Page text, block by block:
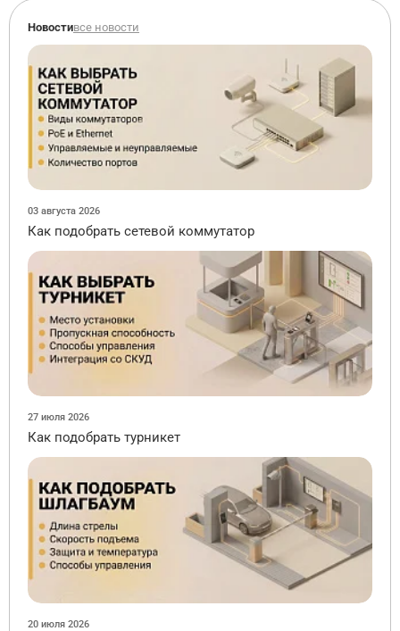
Новостивсе новости
03 августа 2026
Как подобрать сетевой коммутатор
27 июля 2026
Как подобрать турникет
20 июля 2026